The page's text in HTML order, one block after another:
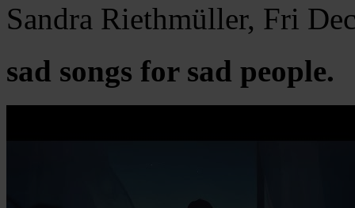
Sandra Riethmüller, Fri
sad songs for sad people.